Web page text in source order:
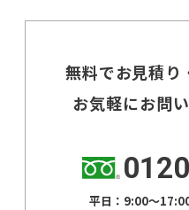
無料でお見積り
お気軽にお問
平日：9:00～